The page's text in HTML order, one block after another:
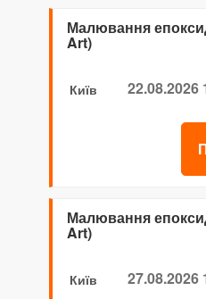
Малювання
Art)
Київ 22.08.2026
Малювання
Art)
Київ 27.08.2026